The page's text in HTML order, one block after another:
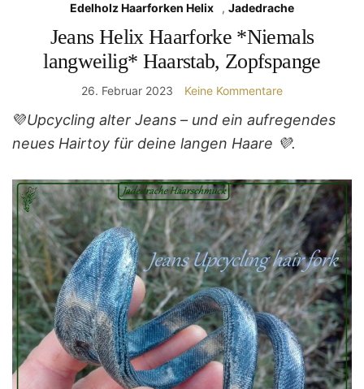
Edelholz Haarforken Helix , Jadedrache
Jeans Helix Haarforke *Niemals
langweilig* Haarstab, Zopfspange
26. Februar 2023 Keine Kommentare
💜Upcycling alter Jeans – und ein aufregendes
neues Hairtoy für deine langen Haare 💜.